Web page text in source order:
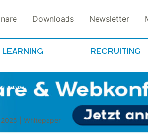
Downloads Newsletter
LEARNING RECRUITING
| Whitepaper